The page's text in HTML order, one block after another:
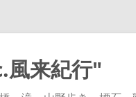
風来紀行"